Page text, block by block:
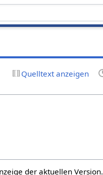
Quelltext anzeigen
der aktuellen Version.